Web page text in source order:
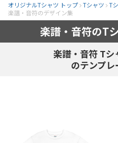
オリジナルTシャツ トップ Tシャツ
T
楽譜・音符のデザイン集
楽譜・音符のT
楽譜・音符 Tシ
のテンプ